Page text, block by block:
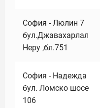
София - Люлин 7
бул.Джавахарлал
Неру ,бл.751
София - Надежда
бул. Ломско шосе
106